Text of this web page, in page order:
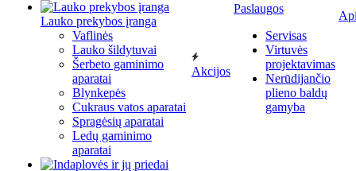
Lauko prekybos įranga
Vaflinės
Lauko šildytuvai
Šerbeto gaminimo
aparatai
Blynkepės
Cukraus vatos aparatai
Spragėsių aparatai
Ledų gaminimo
aparatai
Akcijos
Paslaugos
Servisas
Virtuvės
projektavimas
Nerūdijančio
plieno baldų
gamyba